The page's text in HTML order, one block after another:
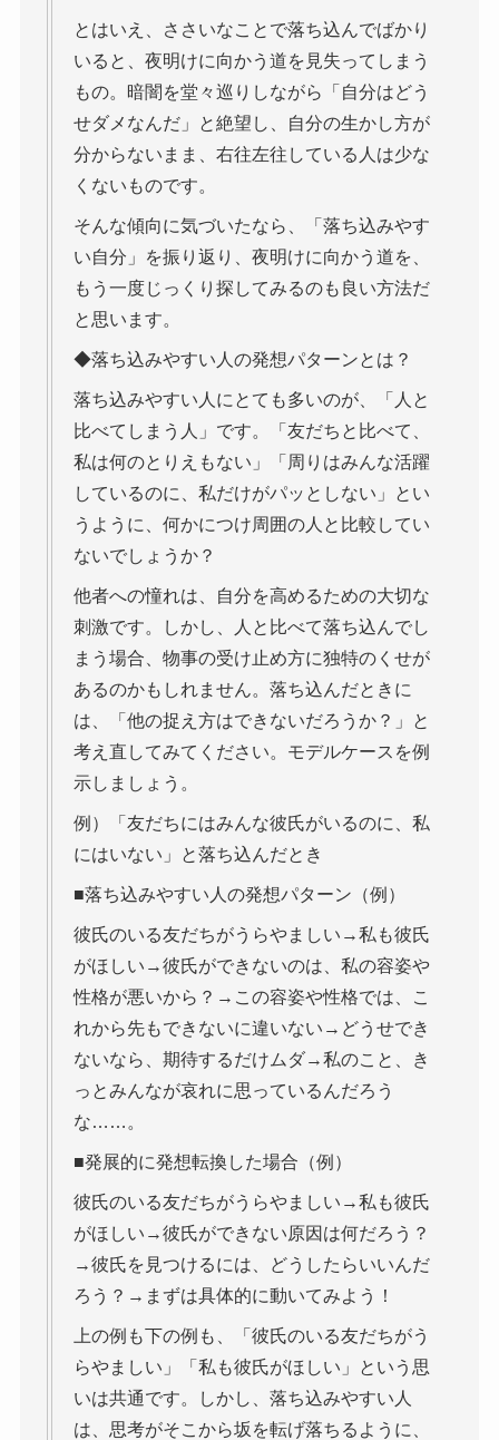
とはいえ、ささいなことで落ち込んでばかり
いると、夜明けに向かう道を見失ってしまう
もの。暗闇を堂々巡りしながら「自分はどう
せダメなんだ」と絶望し、自分の生かし方が
分からないまま、右往左往している人は少な
くないものです。
そんな傾向に気づいたなら、「落ち込みやす
い自分」を振り返り、夜明けに向かう道を、
もう一度じっくり探してみるのも良い方法だ
と思います。
◆落ち込みやすい人の発想パターンとは？
落ち込みやすい人にとても多いのが、「人と
比べてしまう人」です。「友だちと比べて、
私は何のとりえもない」「周りはみんな活躍
しているのに、私だけがパッとしない」とい
うように、何かにつけ周囲の人と比較してい
ないでしょうか？
他者への憧れは、自分を高めるための大切な
刺激です。しかし、人と比べて落ち込んでし
まう場合、物事の受け止め方に独特のくせが
あるのかもしれません。落ち込んだときに
は、「他の捉え方はできないだろうか？」と
考え直してみてください。モデルケースを例
示しましょう。
例）「友だちにはみんな彼氏がいるのに、私
にはいない」と落ち込んだとき
■落ち込みやすい人の発想パターン（例）
彼氏のいる友だちがうらやましい→私も彼氏
がほしい→彼氏ができないのは、私の容姿や
性格が悪いから？→この容姿や性格では、こ
れから先もできないに違いない→どうせでき
ないなら、期待するだけムダ→私のこと、き
っとみんなが哀れに思っているんだろう
な……。
■発展的に発想転換した場合（例）
彼氏のいる友だちがうらやましい→私も彼氏
がほしい→彼氏ができない原因は何だろう？
→彼氏を見つけるには、どうしたらいいんだ
ろう？→まずは具体的に動いてみよう！
上の例も下の例も、「彼氏のいる友だちがう
らやましい」「私も彼氏がほしい」という思
いは共通です。しかし、落ち込みやすい人
は、思考がそこから坂を転げ落ちるように、